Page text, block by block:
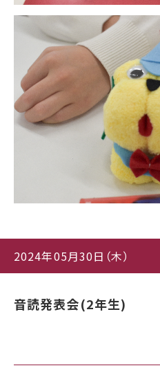
2024年05月30日（木）
音読発表会(2年生)